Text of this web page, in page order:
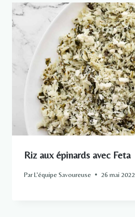
Riz aux épinards avec Feta
ParL'équipe Savoureuse 26 mai 2022